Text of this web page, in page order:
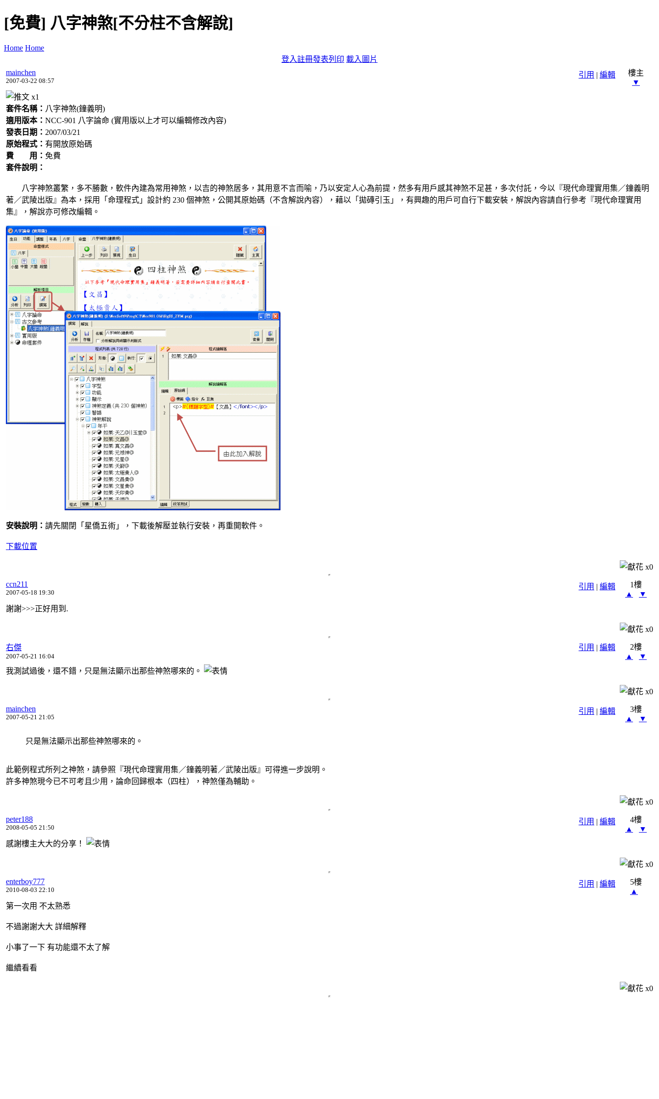
[免費] 八字神煞[不分柱不含解說]
Home Home
登入註冊發表列印 載入圖片
引用 | 編輯
mainchen
2007-03-22 08:57
樓主
▼
x1
套件名稱： 八字神煞(鐘義明)
適用版本： NCC-901 八字論命 (實用版以上才可以編輯修改內容)
發表日期： 2007/03/21
原始程式： 有開放原始碼
費 用： 免費
套件說明：
八字神煞叢繁，多不勝數，軟件內建為常用神煞，以吉的神煞居多，其用意不言而喻，乃以安定人心為前提，然多有用戶感其神煞不足甚，多次付託，今以『現代命理實用集／鐘義明
著／武陵出版』為本，採用「命理程式」設計約 230 個神煞，公開其原始碼（不含解說內容），藉以「拋磚引玉」，有興趣的用戶可自行下載安裝，解說內容請自行參考『現代命理實用
集』，解說亦可修改編輯。
安裝說明： 請先關閉「星僑五術」，下載後解壓並執行安裝，再重開軟件。
下載位置
x0
引用 | 編輯
ccn211
2007-05-18 19:30
1樓
▲
▼
謝謝>>>正好用到.
x0
引用 | 編輯
右傑
2007-05-21 16:04
2樓
▲
▼
我測試過後，還不錯，只是無法顯示出那些神煞哪來的。
x0
引用 | 編輯
mainchen
2007-05-21 21:05
3樓
▲
▼
只是無法顯示出那些神煞哪來的。
此範例程式所列之神煞，請參照『現代命理實用集／鐘義明著／武陵出版』可得進一步說明。
許多神煞現今已不可考且少用，論命回歸根本（四柱），神煞僅為輔助。
x0
引用 | 編輯
peter188
2008-05-05 21:50
4樓
▲
▼
感謝樓主大大的分享！
x0
引用 | 編輯
enterboy777
2010-08-03 22:10
5樓
▲
第一次用 不太熟悉
不過謝謝大大 詳細解釋
小事了一下 有功能還不太了解
繼續看看
x0